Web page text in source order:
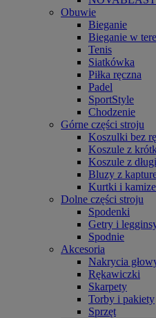
Obuwie
Bieganie
Bieganie w
Tenis
Siatkówka
Piłka ręczna
Padel
SportStyle
Chodzenie
Górne części stroju
Koszulki bez
Koszule z
Koszule z
Bluzy z
Kurtki i
Dolne części stroju
Spodenki
Getry i
Spodnie
Akcesoria
Nakrycia
Rękawiczki
Skarpety
Torby i pakiety
Sprzęt